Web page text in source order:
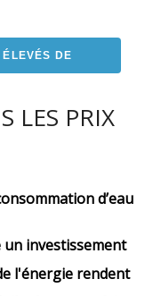
DE
LES PRIX
d’eau
un investissement
l'énergie rendent